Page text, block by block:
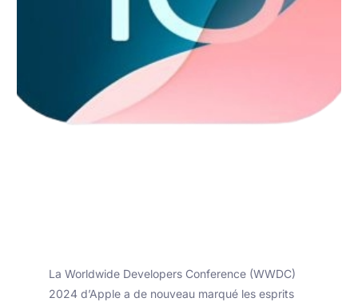
La Worldwide Developers Conference (WWDC)
2024 d’Apple a de nouveau marqué les esprits